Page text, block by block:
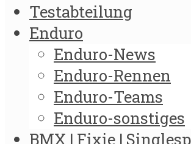
Testabteilung
Enduro
Enduro-News
Enduro-Rennen
Enduro-Teams
Enduro-sonstiges
BMX | Fixie |